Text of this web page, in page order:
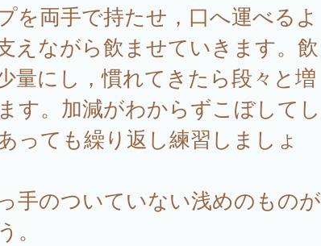
を両手で持たせ，口へ運べるよ
えながら飲ませていきます。飲
量にし，慣れてきたら段々と増
す。加減がわからずこぼしてし
っても繰り返し練習しましょ
手のついていない浅めのものが
。